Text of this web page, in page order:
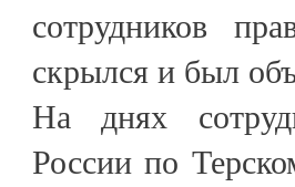
сотрудников
скрылся и был
На днях
России по